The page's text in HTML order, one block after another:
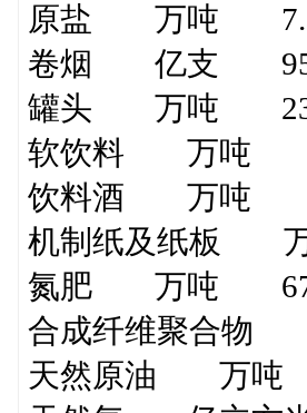
原盐 万吨
卷烟 亿支
罐头 万吨
软饮料 万吨
饮料酒 万吨
机制纸及纸板
氮肥 万吨
合成纤维聚合
天然原油 万